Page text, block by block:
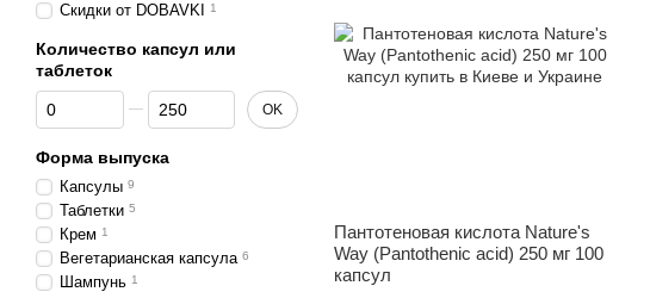
Пантотеновая кислота Nature's
Way (Pantothenic acid) 250 мг 100
капсул
Скидки от DOBAVKI 1
Количество капсул или
таблеток
От Количество капсул или таблеток
До Количество капсул или таблеток
OK
Форма выпуска
Капсулы 9
Таблетки 5
Крем 1
Вегетарианская капсула 6
Шампунь 1